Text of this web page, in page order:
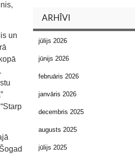
un
ARHĪVI
jūlijs 2026
jūnijs 2026
februāris 2026
janvāris 2026
decembris 2025
augusts 2025
jūlijs 2025